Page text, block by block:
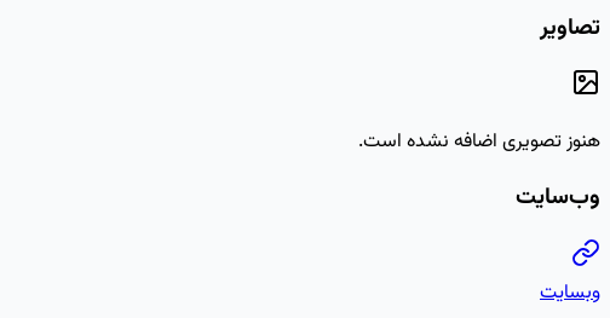
تصاویر
هنوز تصویری اضافه نشده است.
وب‌سایت
وبسایت